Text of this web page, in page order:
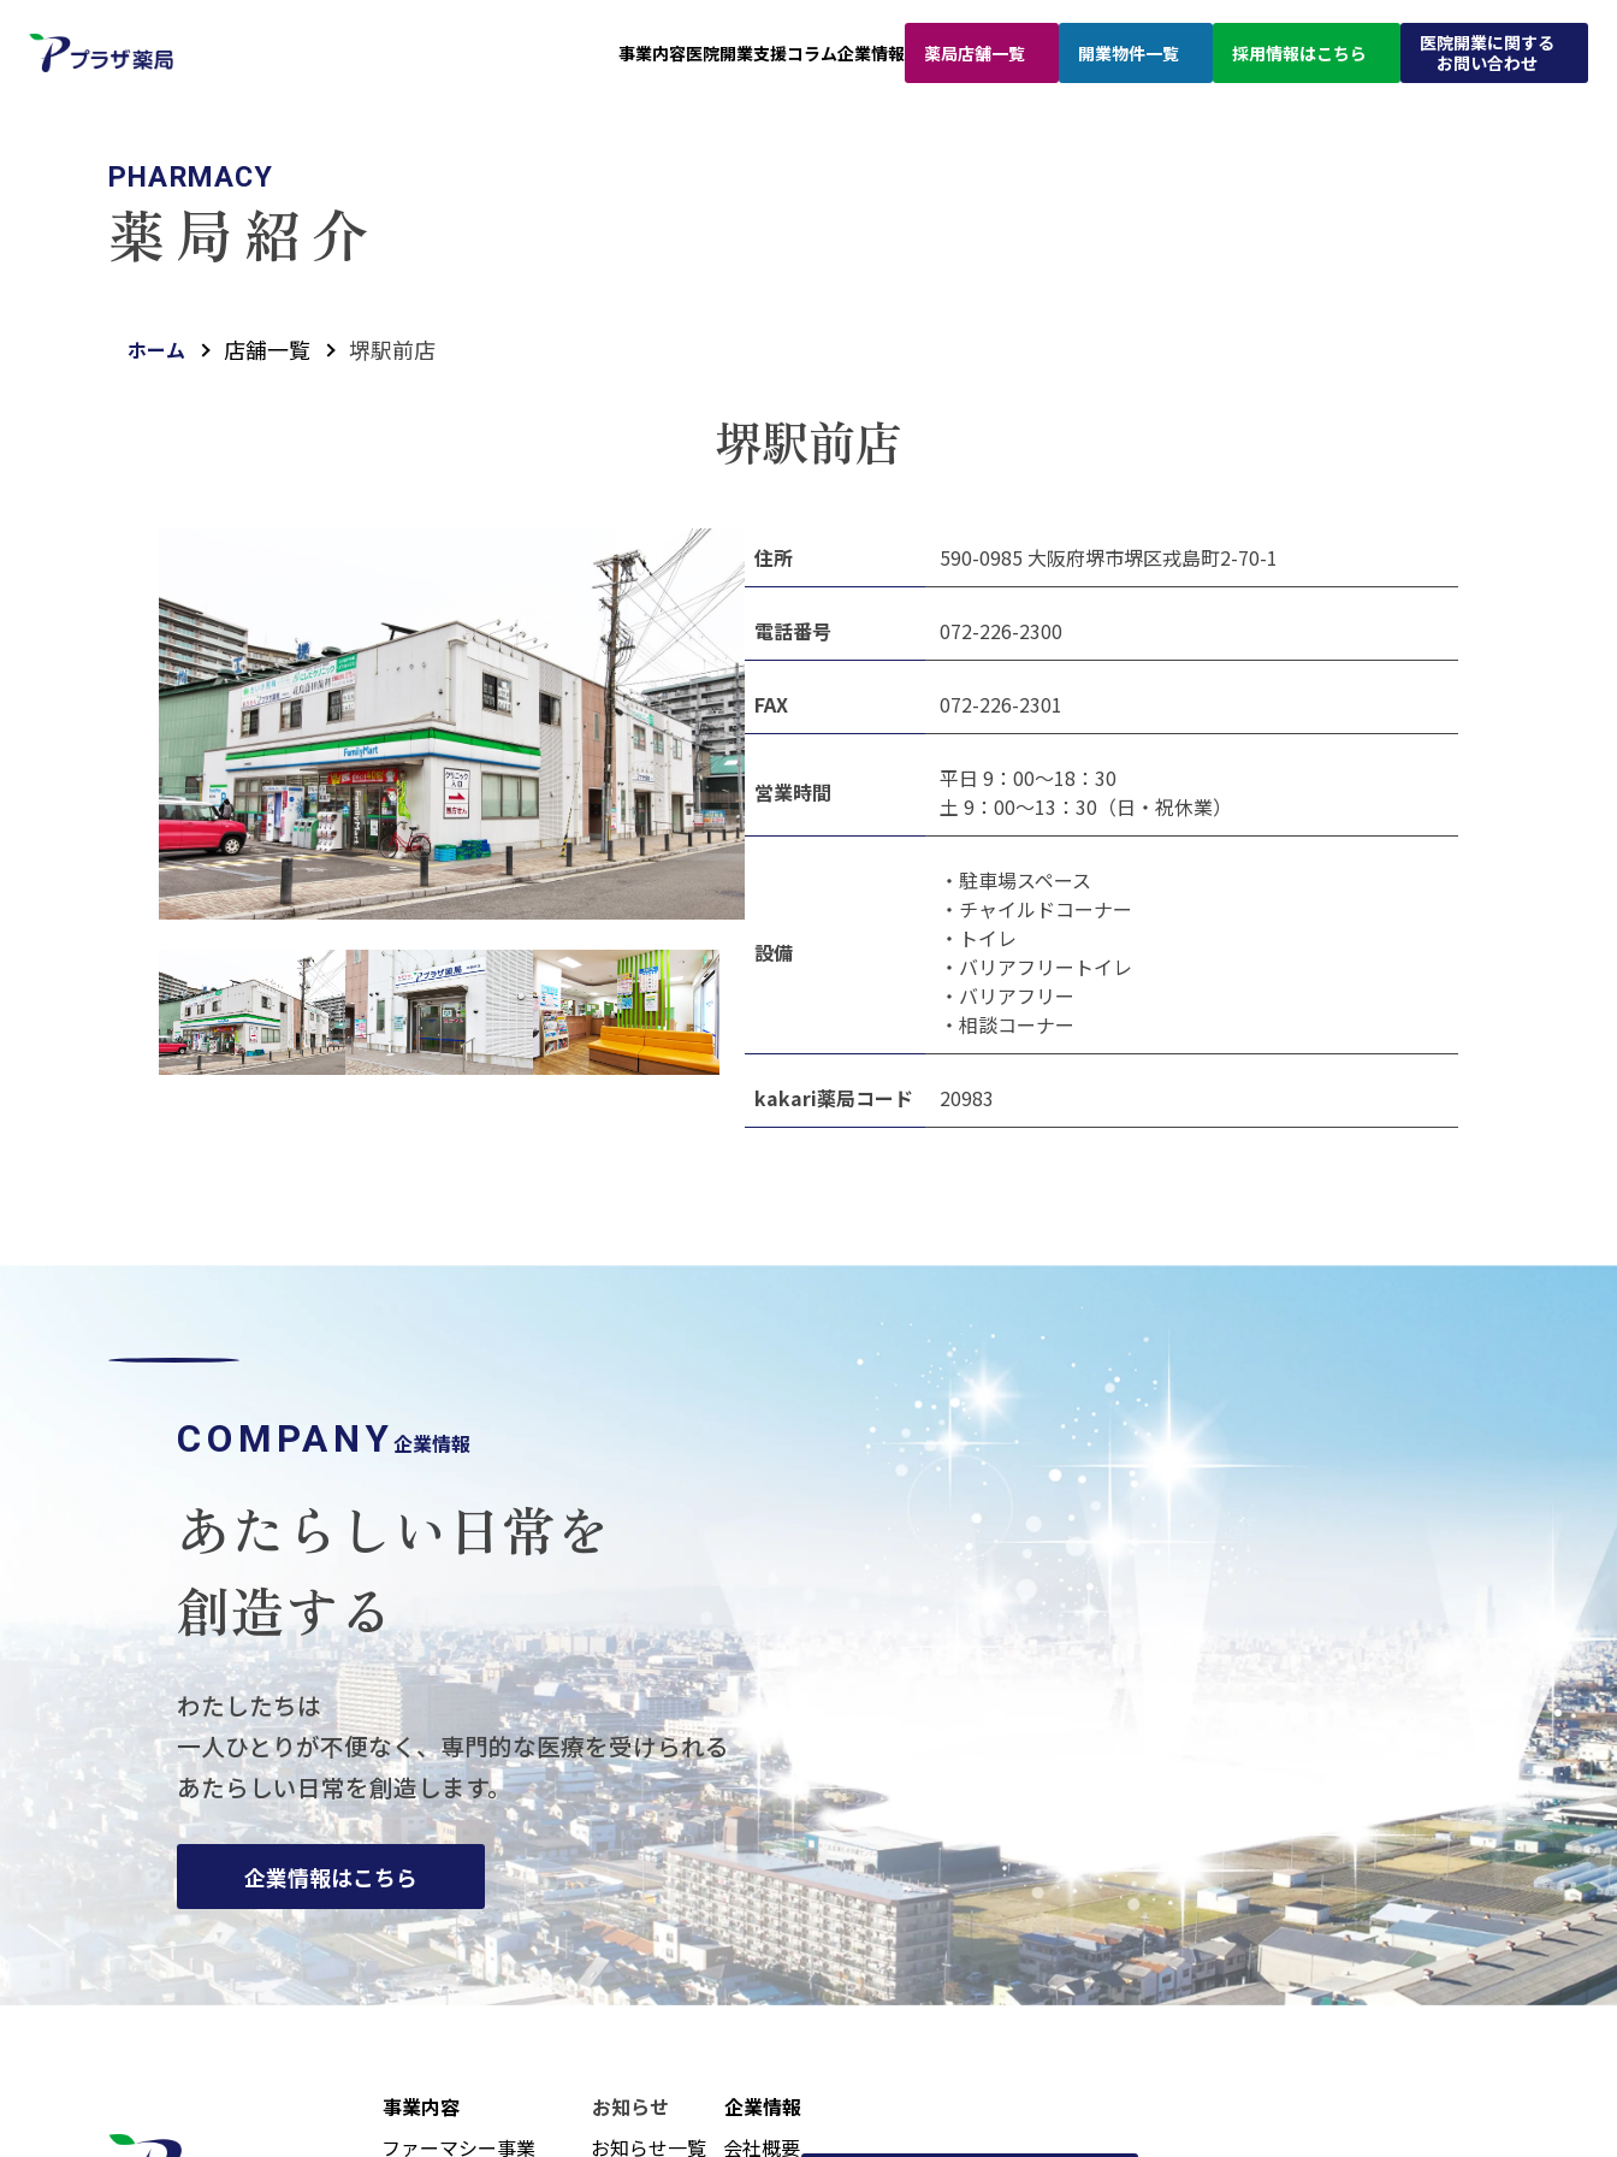
事業内容医院開業支援コラム企業情報 薬局店舗一覧 開業物件一覧 採用情報はこちら
医院開業に関する
お問い合わせ
PHARMACY
薬局紹介
ホーム 店舗一覧 堺駅前店
堺駅前店
住所 590-0985 大阪府堺市堺区戎島町2-70-1
電話番号 072-226-2300
FAX 072-226-2301
営業時間
平日 9：00～18：30
土 9：00～13：30（日・祝休業）
設備
・駐車場スペース
・チャイルドコーナー
・トイレ
・バリアフリートイレ
・バリアフリー
・相談コーナー
kakari薬局コード 20983
COMPANY企業情報
あたらしい日常を
創造する
わたしたちは
一人ひとりが不便なく、専門的な医療を受けられる
あたらしい日常を創造します。
企業情報はこちら
事業内容
ファーマシー事業
お知らせ
お知らせ一覧
企業情報
会社概要